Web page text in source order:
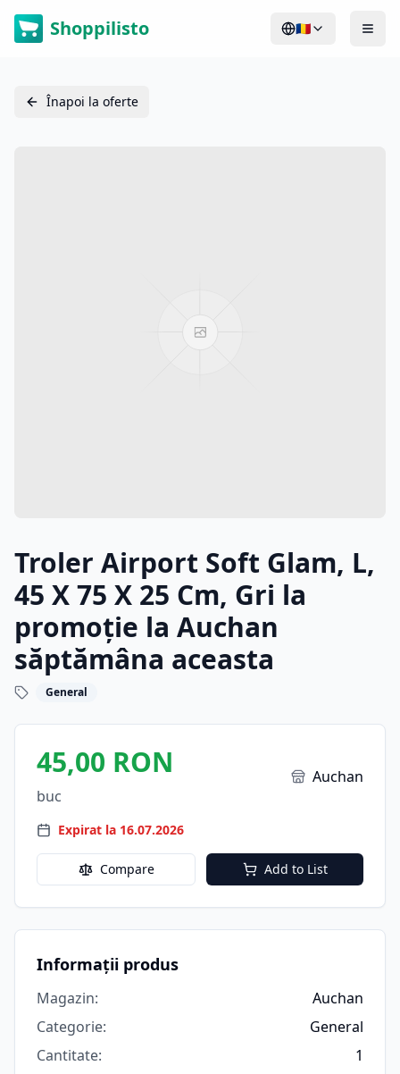
Shoppilisto 🇷🇴
Înapoi la oferte
Troler Airport Soft Glam, L,
45 X 75 X 25 Cm, Gri la
promoție la Auchan
săptămâna aceasta
General
45,00 RON
buc
Auchan
Expirat la 16.07.2026
Compare Add to List
Informații produs
Magazin:
Auchan
Categorie:
General
Cantitate: 1